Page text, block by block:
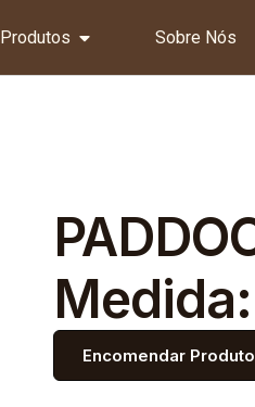
Produtos Sobre Nós
Encomendar Produto